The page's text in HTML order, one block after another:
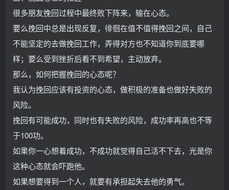
很多朋友挽回过程中最终败下阵来，输在心态。
要么挽回中总是出现反复，徘徊在值不值得挽回之间，自己
不能坚定的去做挽回工作，弄得对方也不知道你到底要哪
样；要么受到挫折后看不到希望，主动放弃。
那么，如何把握挽回的心态呢？
我认为挽回应该有投资的心态，做积极的准备也做好失败的
风险。
挽回有可能成功，同时也有失败的风险，成功率再高也不等
于100功。
如果你一心想着成功，不成功就觉得自己活不下去，光是你
这种心态就会吓跑他。
如果想要得到一个人，就要有承担起失去他的勇气。